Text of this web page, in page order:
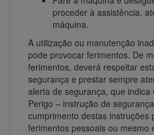
proceder à assistência,
máquina.
A utilização ou manutenção
pode provocar ferimentos. De
ferimentos, deverá respeitar
segurança e prestar sempre
alerta de segurança, que indica
Perigo – instrução de
cumprimento destas instruções
ferimentos pessoais ou mesmo